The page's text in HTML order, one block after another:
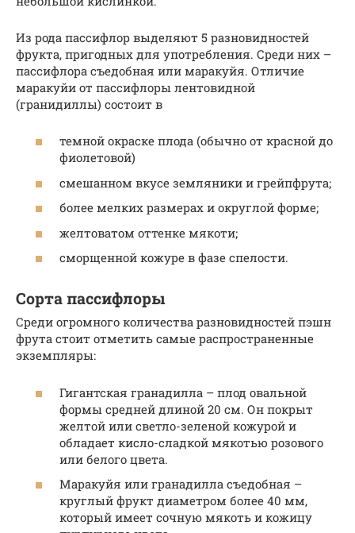
Из рода пассифлор выделяют 5 разновидностей
фрукта, пригодных для употребления. Среди них –
пассифлора съедобная или маракуйя. Отличие
маракуйи от пассифлоры лентовидной
(гранидиллы) состоит в
темной окраске плода (обычно от красной до
фиолетовой)
смешанном вкусе земляники и грейпфрута;
более мелких размерах и округлой форме;
желтоватом оттенке мякоти;
сморщенной кожуре в фазе спелости.
Сорта пассифлоры
Среди огромного количества разновидностей пэшн
фрута стоит отметить самые распространенные
экземпляры:
Гигантская гранадилла – плод овальной
формы средней длиной 20 см. Он покрыт
желтой или светло-зеленой кожурой и
обладает кисло-сладкой мякотью розового
или белого цвета.
Маракуйя или гранадилла съедобная –
круглый фрукт диаметром более 40 мм,
который имеет сочную мякоть и кожицу